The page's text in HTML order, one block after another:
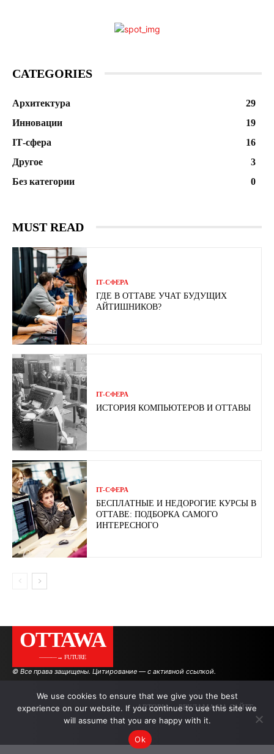
CATEGORIES
Архитектура
29
Инновации
19
ІТ-сфера
16
Другое
3
Без категории
0
MUST READ
ІТ-СФЕРА
ГДЕ В ОТТАВЕ УЧАТ БУДУЩИХ
АЙТИШНИКОВ?
ІТ-СФЕРА
ИСТОРИЯ КОМПЬЮТЕРОВ И ОТТАВЫ
ІТ-СФЕРА
БЕСПЛАТНЫЕ И НЕДОРОГИЕ КУРСЫ В
ОТТАВЕ: ПОДБОРКА САМОГО
ИНТЕРЕСНОГО
OTTAWA
———→ FUTURE
© Все права защищены. Цитирование — с активной ссылкой.
АВТОРЫ РЕКЛАМА НА САЙТЕ
We use cookies to ensure that we give you the best
experience on our website. If you continue to use this site we
will assume that you are happy with it.
Ok